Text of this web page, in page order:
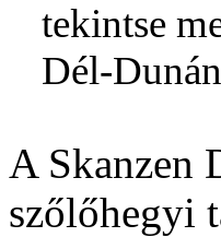
tekintse
Dél-
A Skanzen
szőlőhegyi